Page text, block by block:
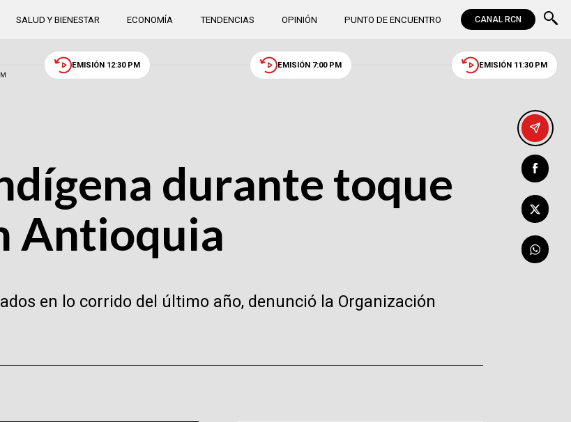
SALUD Y BIENESTAR ECONOMÍA TENDENCIAS OPINIÓN PUNTO DE ENCUENTRO CANAL RCN
EMISIÓN 12:30 PM EMISIÓN 7:00 PM EMISIÓN 11:30 PM
durante toque
Antioquia
en lo corrido del último año, denunció la Organización